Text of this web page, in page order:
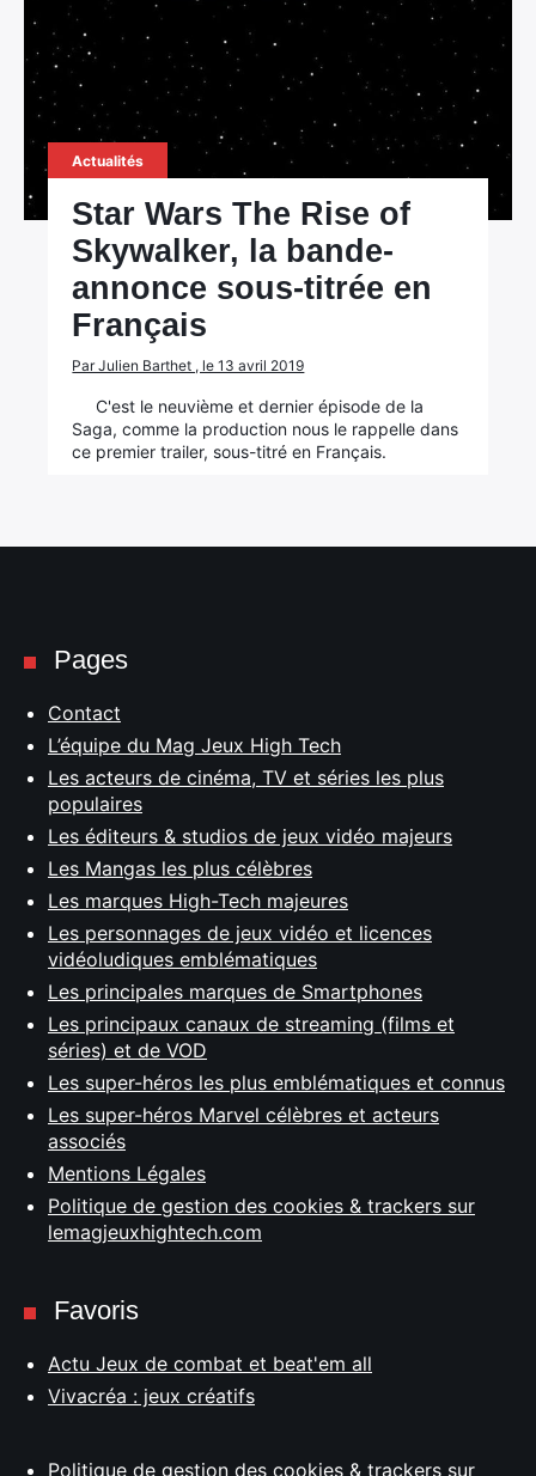
Actualités
Star Wars The Rise of
Skywalker, la bande-
annonce sous-titrée en
Français
Par Julien Barthet , le 13 avril 2019
C'est le neuvième et dernier épisode de la
Saga, comme la production nous le rappelle dans
ce premier trailer, sous-titré en Français.
Pages
Contact
L’équipe du Mag Jeux High Tech
Les acteurs de cinéma, TV et séries les plus
populaires
Les éditeurs & studios de jeux vidéo majeurs
Les Mangas les plus célèbres
Les marques High-Tech majeures
Les personnages de jeux vidéo et licences
vidéoludiques emblématiques
Les principales marques de Smartphones
Les principaux canaux de streaming (films et
séries) et de VOD
Les super-héros les plus emblématiques et connus
Les super-héros Marvel célèbres et acteurs
associés
Mentions Légales
Politique de gestion des cookies & trackers sur
lemagjeuxhightech.com
Favoris
Actu Jeux de combat et beat'em all
Vivacréa : jeux créatifs
Politique de gestion des cookies & trackers sur
Rechercher
: